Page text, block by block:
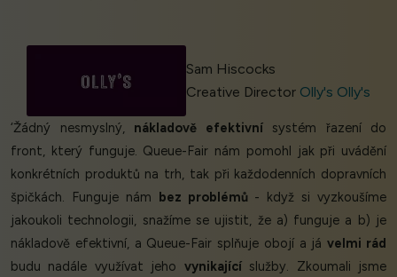
Sam Hiscocks
Creative Director Olly's Olly's
‘Žádný nesmyslný, nákladově efektivnísystém řazení do
front, který funguje. Queue-Fair nám pomohl jak při uvádění
konkrétních produktů na trh, tak při každodenních dopravních
špičkách. Funguje nám bez problémů- když si vyzkoušíme
jakoukoli technologii, snažíme se ujistit, že a) funguje a b) je
nákladově efektivní, a Queue-Fair splňuje obojí a jávelmi rád
budu nadále využívat jeho vynikajícíslužby. Zkoumali jsme